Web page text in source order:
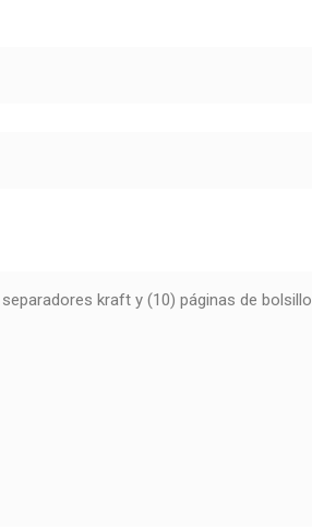
separadores kraft y (10) páginas de bolsillo